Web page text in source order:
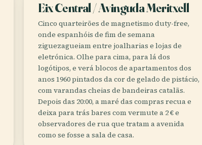
Eix Central / Avinguda Meritxell
Cinco quarteirões de magnetismo duty-free,
onde espanhóis de fim de semana
ziguezagueiam entre joalharias e lojas de
eletrónica. Olhe para cima, para lá dos
logótipos, e verá blocos de apartamentos dos
anos 1960 pintados da cor de gelado de pistácio,
com varandas cheias de bandeiras catalãs.
Depois das 20:00, a maré das compras recua e
deixa para trás bares com vermute a 2 € e
observadores de rua que tratam a avenida
como se fosse a sala de casa.